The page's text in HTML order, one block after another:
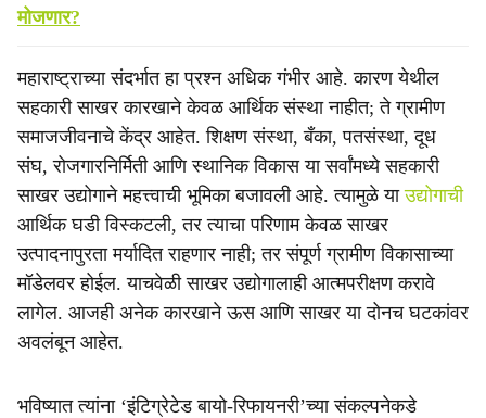
मोजणार?
महाराष्ट्राच्या संदर्भात हा प्रश्न अधिक गंभीर आहे. कारण येथील
सहकारी साखर कारखाने केवळ आर्थिक संस्था नाहीत; ते ग्रामीण
समाजजीवनाचे केंद्र आहेत. शिक्षण संस्था, बँका, पतसंस्था, दूध
संघ, रोजगारनिर्मिती आणि स्थानिक विकास या सर्वांमध्ये सहकारी
साखर उद्योगाने महत्त्वाची भूमिका बजावली आहे. त्यामुळे याउद्योगाची
आर्थिक घडी विस्कटली, तर त्याचा परिणाम केवळ साखर
उत्पादनापुरता मर्यादित राहणार नाही; तर संपूर्ण ग्रामीण विकासाच्या
मॉडेलवर होईल. याचवेळी साखर उद्योगालाही आत्मपरीक्षण करावे
लागेल. आजही अनेक कारखाने ऊस आणि साखर या दोनच घटकांवर
अवलंबून आहेत.
भविष्यात त्यांना ‘इंटिग्रेटेड बायो-रिफायनरी’च्या संकल्पनेकडे